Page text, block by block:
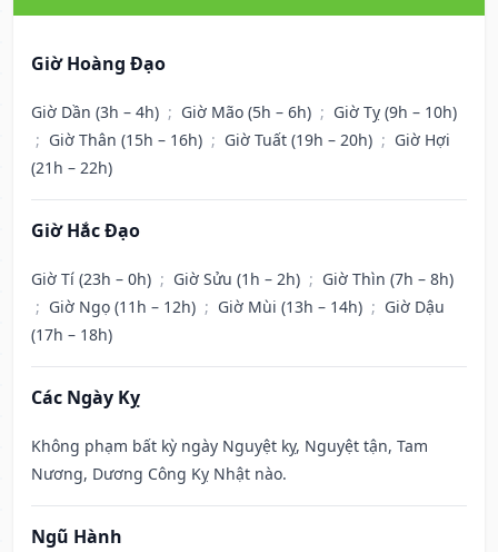
Giờ Hoàng Đạo
Giờ Dần (3h – 4h) ; Giờ Mão (5h – 6h) ; Giờ Tỵ (9h – 10h)
; Giờ Thân (15h – 16h) ; Giờ Tuất (19h – 20h) ; Giờ Hợi
(21h – 22h)
Giờ Hắc Đạo
Giờ Tí (23h – 0h) ; Giờ Sửu (1h – 2h) ; Giờ Thìn (7h – 8h)
; Giờ Ngọ (11h – 12h) ; Giờ Mùi (13h – 14h) ; Giờ Dậu
(17h – 18h)
Các Ngày Kỵ
Không phạm bất kỳ ngày Nguyệt kỵ, Nguyệt tận, Tam
Nương, Dương Công Kỵ Nhật nào.
Ngũ Hành